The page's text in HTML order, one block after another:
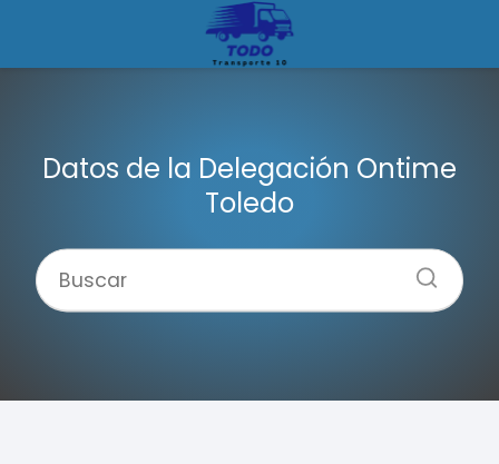
Datos de la Delegación Ontime
Toledo